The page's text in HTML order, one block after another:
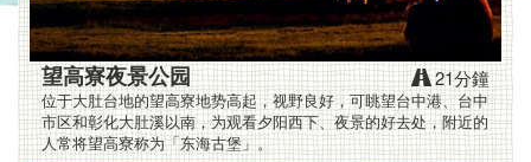
净
舒
适,
望高寮夜景公园 21分鐘
位于大肚台地的望高寮地势高起，视野良好，可眺望台中港、台中
市区和彰化大肚溪以南，为观看夕阳西下、夜景的好去处，附近的
人常将望高寮称为「东海古堡」。